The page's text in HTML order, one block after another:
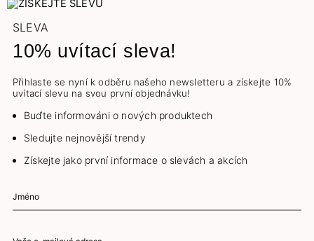
SLEVA
10% uvítací sleva!
Přihlaste se nyní k odběru našeho newsletteru a získejte 10%
uvítací slevu na svou první objednávku!
Buďte informováni o nových produktech
Sledujte nejnovější trendy
Získejte jako první informace o slevách a akcích